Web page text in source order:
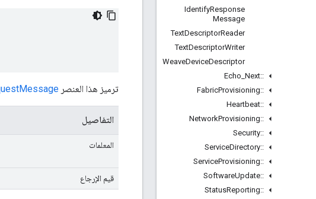
IdentifyResponse
Message
TextDescriptorReader
TextDescriptorWriter
WeaveDeviceDescriptor
::
Echo Next
::
FabricProvisioning
::
Heartbeat
::
NetworkProvisioning
::
Security
::
ServiceDirectory
::
ServiceProvisioning
::
SoftwareUpdate
::
StatusReporting
ترميز هذا العنصر
التفاصيل
المعلمات
قيم الإرجاع